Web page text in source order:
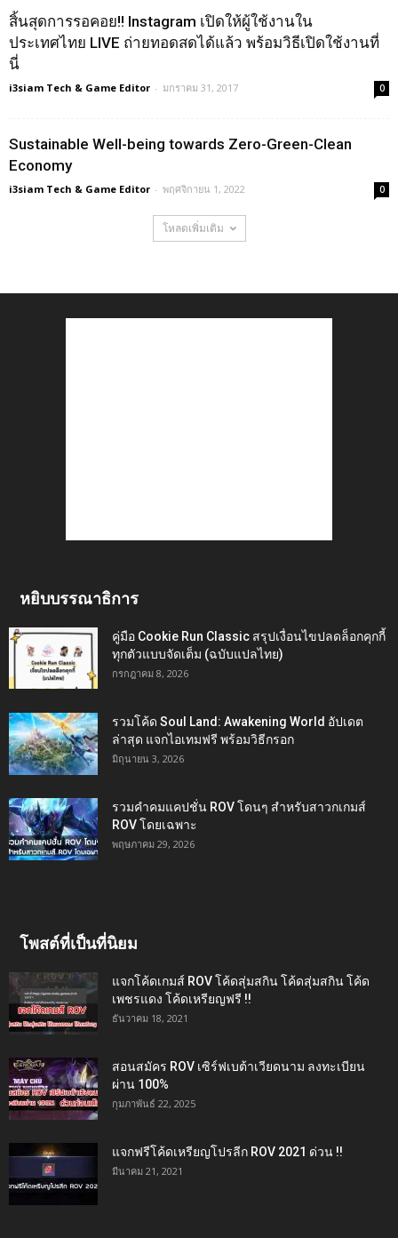
สิ้นสุดการรอคอย!! Instagram เปิดให้ผู้ใช้งานใน
ประเทศไทย LIVE ถ่ายทอดสดได้แล้ว พร้อมวิธีเปิดใช้งานที่
นี่
i3siam Tech & Game Editor - มกราคม 31, 2017 0
Sustainable Well-being towards Zero-Green-Clean
Economy
i3siam Tech & Game Editor - พฤศจิกายน 1, 2022 0
โหลดเพิ่มเติม
หยิบบรรณาธิการ
คู่มือ Cookie Run Classic สรุปเงื่อนไขปลดล็อกคุกกี้
ทุกตัวแบบจัดเต็ม (ฉบับแปลไทย)
กรกฎาคม 8, 2026
รวมโค้ด Soul Land: Awakening World อัปเดต
ล่าสุด แจกไอเทมฟรี พร้อมวิธีกรอก
มิถุนายน 3, 2026
รวมคำคมแคปชั่น ROV โดนๆ สำหรับสาวกเกมส์
ROV โดยเฉพาะ
พฤษภาคม 29, 2026
โพสต์ที่เป็นที่นิยม
แจกโค้ดเกมส์ ROV โค้ดสุ่มสกิน โค้ดสุ่มสกิน โค้ด
เพชรแดง โค้ดเหรียญฟรี !!
ธันวาคม 18, 2021
สอนสมัคร ROV เซิร์ฟเบต้าเวียดนาม ลงทะเบียน
ผ่าน 100%
กุมภาพันธ์ 22, 2025
แจกฟรีโค้ดเหรียญโปรลีก ROV 2021 ด่วน !!
มีนาคม 21, 2021